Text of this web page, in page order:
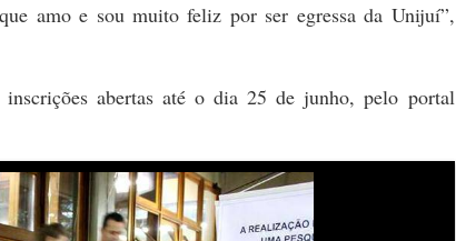
amo e sou muito feliz por ser egressa da Unijuí”,
abertas até o dia 25 de junho, pelo portal